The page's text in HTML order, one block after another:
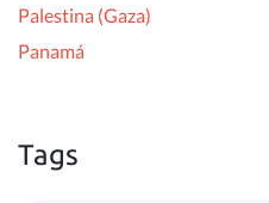
Palestina (Gaza)
Panamá
Tags